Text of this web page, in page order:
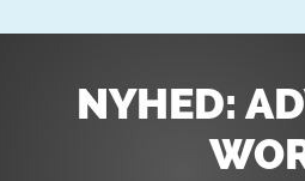
NYHED: